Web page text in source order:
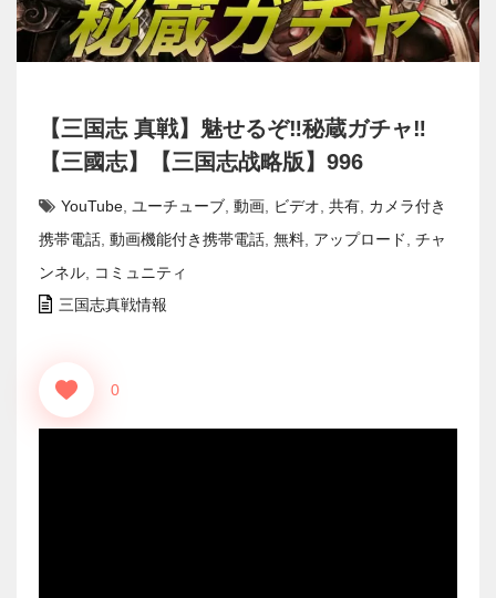
【三国志 真戦】魅せるぞ‼秘蔵ガチャ‼
【三國志】【三国志战略版】996
YouTube ユーチューブ 動画 ビデオ 共有 カメラ付き
携帯電話 動画機能付き携帯電話 無料 アップロード
チャ
ンネル
コミュニティ
三国志真戦情報
0